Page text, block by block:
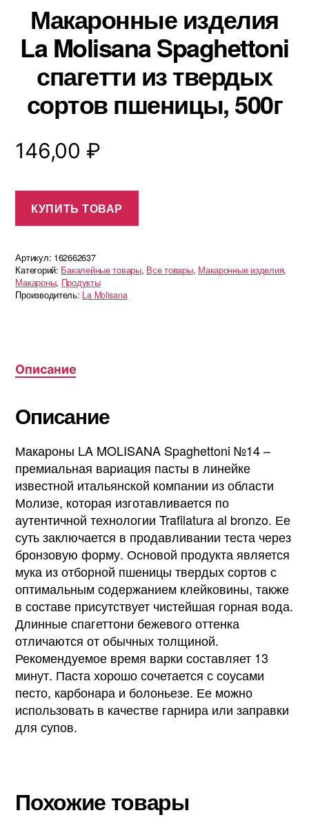
Макаронные изделия
La Molisana Spaghettoni
спагетти из твердых
сортов пшеницы, 500г
146,00 ₽
КУПИТЬ ТОВАР
Артикул: 162662637
Категорий: Бакалейные товары, Все товары, Макаронные изделия,
Макароны, Продукты
Производитель: La Molisana
Описание
Описание
Макароны LA MOLISANA Spaghettoni №14 –
премиальная вариация пасты в линейке
известной итальянской компании из области
Молизе, которая изготавливается по
аутентичной технологии Trafilatura al bronzo. Ее
суть заключается в продавливании теста через
бронзовую форму. Основой продукта является
мука из отборной пшеницы твердых сортов с
оптимальным содержанием клейковины, также
в составе присутствует чистейшая горная вода.
Длинные спагеттони бежевого оттенка
отличаются от обычных толщиной.
Рекомендуемое время варки составляет 13
минут. Паста хорошо сочетается с соусами
песто, карбонара и болоньезе. Ее можно
использовать в качестве гарнира или заправки
для супов.
Похожие товары